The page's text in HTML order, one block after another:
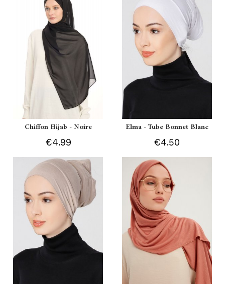
Chiffon Hijab - Noire
€4.99
Elma - Tube Bonnet Blanc
€4.50